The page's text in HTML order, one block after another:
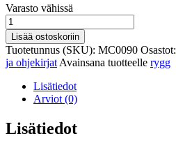
Varastosaldo
Varasto vähissä
Ohjekirja:
Behandla
själv
din
rygg
määrä
Lisää ostoskoriin
Tuotetunnus (SKU): MC0090 Osastot:
ja ohjekirjat Avainsana tuotteelle rygg
Lisätiedot
Arviot (0)
Lisätiedot